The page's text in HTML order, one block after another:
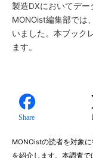
製造DXにおいてデー
MONOist編集部では
いました。本ブック
ます。
Share
MONOistの読者を対象に
を紹介します。本調査